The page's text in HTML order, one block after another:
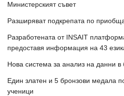
Министерският съвет
Разширяват подкрепата по
Разработената от INSAIT
предоставя информация на 43
Нова система за анализ на данни
Един златен и 5 бронзови медала
ученици